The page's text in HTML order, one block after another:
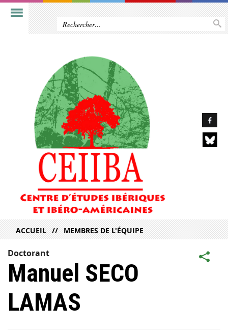
ACCUEIL MEMBRES DE L'ÉQUIPE
Doctorant
Manuel SECO
LAMAS